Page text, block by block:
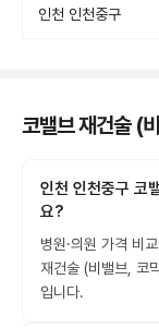
인천 인천중구
코밸브 재건술 (
인천 인천중구 코
요?
병원·의원 가격 비
재건술 (비밸브,
입니다.